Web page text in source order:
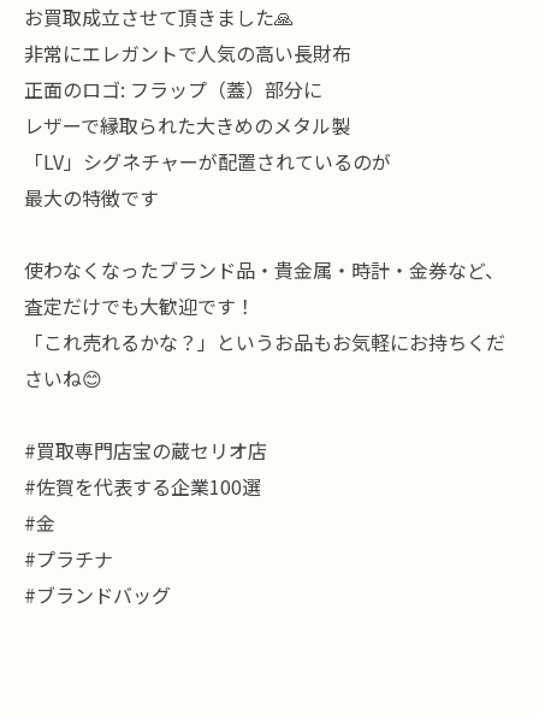
お買取成立させて頂きました🙏
非常にエレガントで人気の高い長財布
​正面のロゴ: フラップ（蓋）部分に
レザーで縁取られた大きめのメタル製
「LV」シグネチャーが配置されているのが
最大の特徴です
​使わなくなったブランド品・貴金属・時計・金券など、
査定だけでも大歓迎です！
「これ売れるかな？」というお品もお気軽にお持ちくだ
さいね😊
#買取専門店宝の蔵セリオ店
#佐賀を代表する企業100選
#金
#プラチナ
#ブランドバッグ